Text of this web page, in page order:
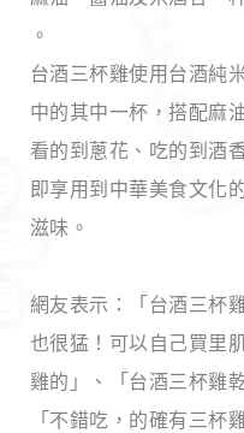
。
台酒三杯雞使用台酒純
中的其中一杯，搭配麻
看的到蔥花、吃的到酒
即享用到中華美食文化
滋味。
網友表示：「台酒三杯
也很猛！可以自己買里
雞的」、「台酒三杯雞
「不錯吃，的確有三杯